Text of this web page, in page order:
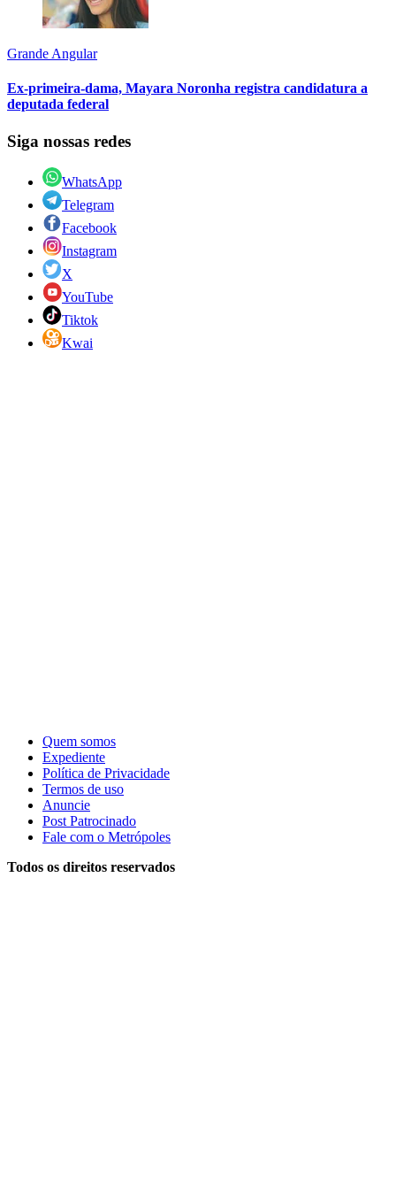
Grande Angular
Ex-primeira-dama, Mayara Noronha registra candidatura a
deputada federal
Siga nossas redes
WhatsApp
Telegram
Facebook
Instagram
X
YouTube
Tiktok
Kwai
Quem somos
Expediente
Política de Privacidade
Termos de uso
Anuncie
Post Patrocinado
Fale com o Metrópoles
Todos os direitos reservados